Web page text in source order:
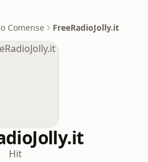
Comense FreeRadioJolly.it
Hit